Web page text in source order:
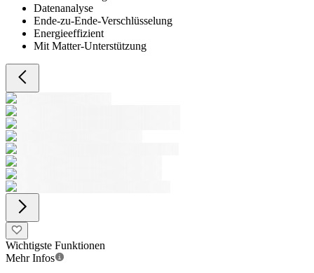
Datenanalyse
Ende-zu-Ende-Verschlüsselung
Energieeffizient
Mit Matter-Unterstützung
Wichtigste Funktionen
Mehr Infos